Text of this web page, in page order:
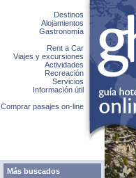
Destinos
Alojamientos
Gastronomía
Rent a Car
Viajes y excursiones
Actividades
Recreación
Servicios
Información útil
Comprar pasajes on-line
Más buscados